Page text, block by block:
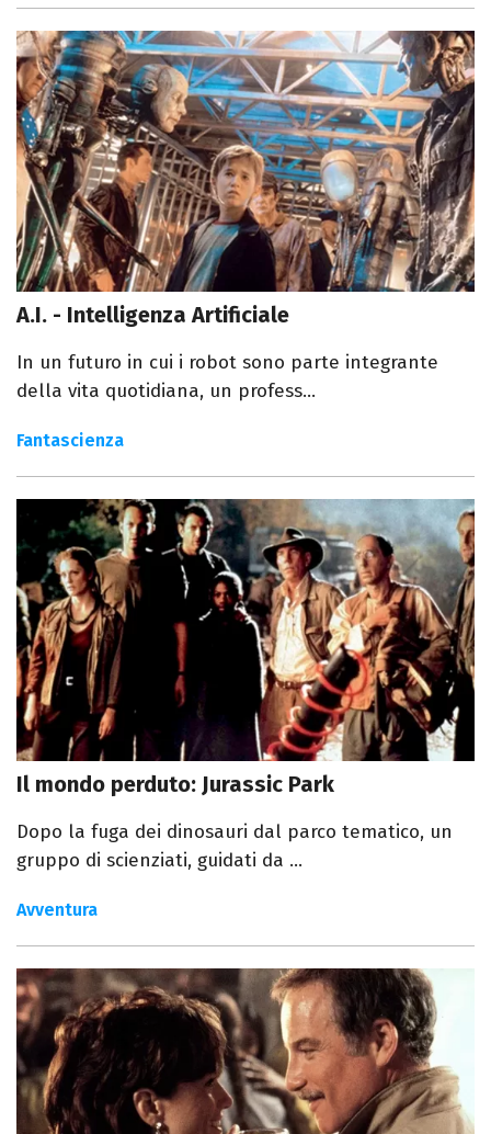
A.I. - Intelligenza Artificiale
In un futuro in cui i robot sono parte integrante
della vita quotidiana, un profess...
Fantascienza
Il mondo perduto: Jurassic Park
Dopo la fuga dei dinosauri dal parco tematico, un
gruppo di scienziati, guidati da ...
Avventura